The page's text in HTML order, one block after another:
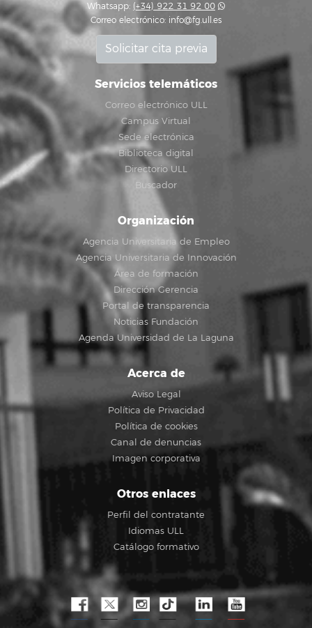
Whatsapp: (+34) 922 31 92 00
Correo electrónico: info@fg.ull.es
Solicitar cita previa
Servicios telemáticos
Correo electrónico ULL
Campus Virtual
Sede electrónica
Biblioteca digital
Directorio ULL
Buscador
Organización
Agencia Universitaria de Empleo
Agencia Universitaria de Innovación
Área de formación
Dirección Gerencia
Portal de transparencia
Noticias Fundación
Agenda Universidad de La Laguna
Acerca de
Aviso Legal
Política de Privacidad
Política de cookies
Canal de denuncias
Imagen corporativa
Otros enlaces
Perfil del contratante
Idiomas ULL
Catálogo formativo